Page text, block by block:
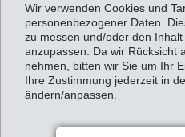
Wir verwenden Cookies und
personenbezogener Daten.
zu messen und/oder den
anzupassen. Da wir Rücksicht
nehmen, bitten wir Sie um Ihr
Ihre Zustimmung jederzeit in
ändern/anpassen.
Bereich von 230 bis 250°C
aussergewöhnlich hohen
Grivory HT2VS-HH
3000 Stunden eine nahezu
Exzellenter